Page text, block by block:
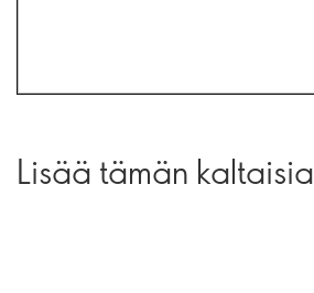
Lisää tämän kaltaisia